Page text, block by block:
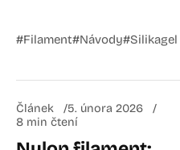
#Filament#Návody#Silikagel
Článek
5. února 2026
8 min čtení